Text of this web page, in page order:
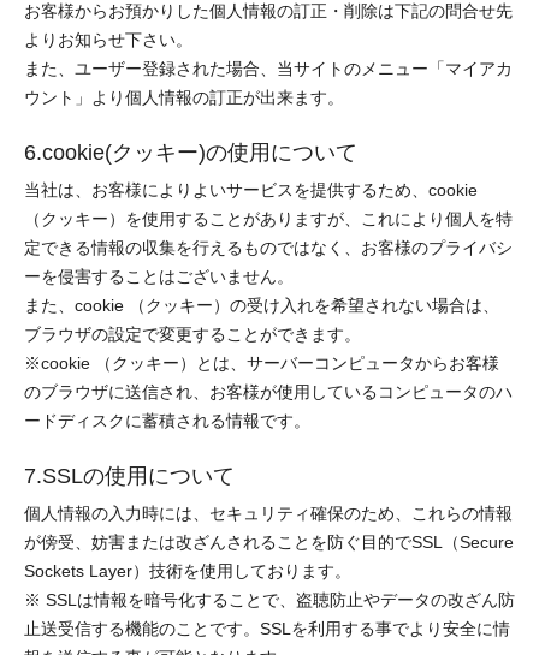
お客様からお預かりした個人情報の訂正・削除は下記の問合せ先
よりお知らせ下さい。
また、ユーザー登録された場合、当サイトのメニュー「マイアカ
ウント」より個人情報の訂正が出来ます。
6.cookie(クッキー)の使用について
当社は、お客様によりよいサービスを提供するため、cookie
（クッキー）を使用することがありますが、これにより個人を特
定できる情報の収集を行えるものではなく、お客様のプライバシ
ーを侵害することはございません。
また、cookie （クッキー）の受け入れを希望されない場合は、
ブラウザの設定で変更することができます。
※cookie （クッキー）とは、サーバーコンピュータからお客様
のブラウザに送信され、お客様が使用しているコンピュータのハ
ードディスクに蓄積される情報です。
7.SSLの使用について
個人情報の入力時には、セキュリティ確保のため、これらの情報
が傍受、妨害または改ざんされることを防ぐ目的でSSL（Secure
Sockets Layer）技術を使用しております。
※ SSLは情報を暗号化することで、盗聴防止やデータの改ざん防
止送受信する機能のことです。SSLを利用する事でより安全に情